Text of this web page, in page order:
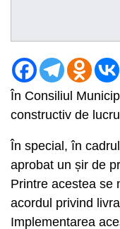
În Consiliul
constructiv de
În special, în
aprobat un șir de
Printre acestea se
acordul privind
Implementarea